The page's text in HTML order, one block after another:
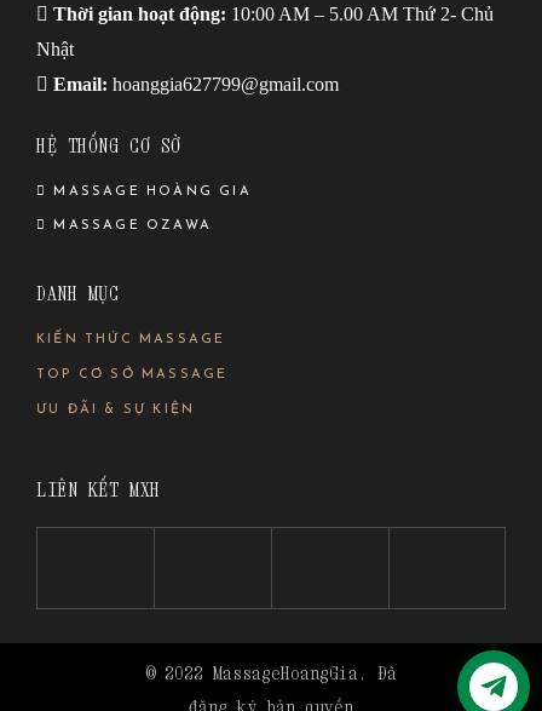
Thời gian hoạt động: 10:00 AM – 5.00 AM Thứ 2- Chủ
Nhật
Email: hoanggia627799@gmail.com
HỆ THỐNG CƠ SỞ
MASSAGE HOÀNG GIA
MASSAGE OZAWA
DANH MỤC
KIẾN THỨC MASSAGE
TOP CƠ SỞ MASSAGE
ƯU ĐÃI & SỰ KIỆN
LIÊN KẾT MXH
© 2022 MassageHoangGia , Đã
đăng ký bản quyền